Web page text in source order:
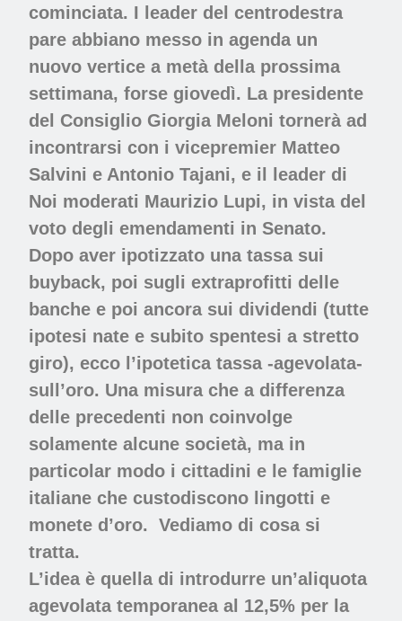
cominciata. I leader del centrodestra
pare abbiano messo in agenda un
nuovo vertice a metà della prossima
settimana, forse giovedì. La presidente
del Consiglio Giorgia Meloni tornerà ad
incontrarsi con i vicepremier Matteo
Salvini e Antonio Tajani, e il leader di
Noi moderati Maurizio Lupi, in vista del
voto degli emendamenti in Senato.
Dopo aver ipotizzato una tassa sui
buyback, poi sugli extraprofitti delle
banche e poi ancora sui dividendi (tutte
ipotesi nate e subito spentesi a stretto
giro), ecco l’ipotetica tassa -agevolata-
sull’oro. Una misura che a differenza
delle precedenti non coinvolge
solamente alcune società, ma in
particolar modo i cittadini e le famiglie
italiane che custodiscono lingotti e
monete d’oro. Vediamo di cosa si
tratta.
L’idea è quella di introdurre un’aliquota
agevolata temporanea al 12,5% per la